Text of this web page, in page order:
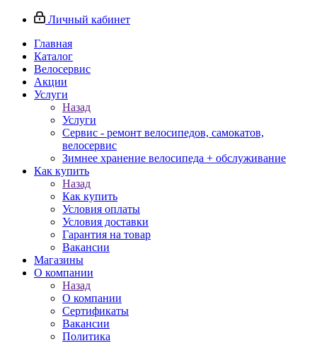
Личный кабинет
Главная
Каталог
Велосервис
Акции
Услуги
Назад
Услуги
Сервис - ремонт велосипедов, самокатов,
велосервис
Зимнее хранение велосипеда + обслуживание
Как купить
Назад
Как купить
Условия оплаты
Условия доставки
Гарантия на товар
Вакансии
Магазины
О компании
Назад
О компании
Сертификаты
Вакансии
Политика